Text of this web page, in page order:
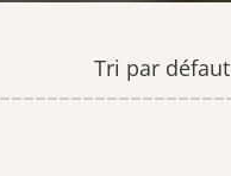
SAVONS
CIRE
Tri par défaut